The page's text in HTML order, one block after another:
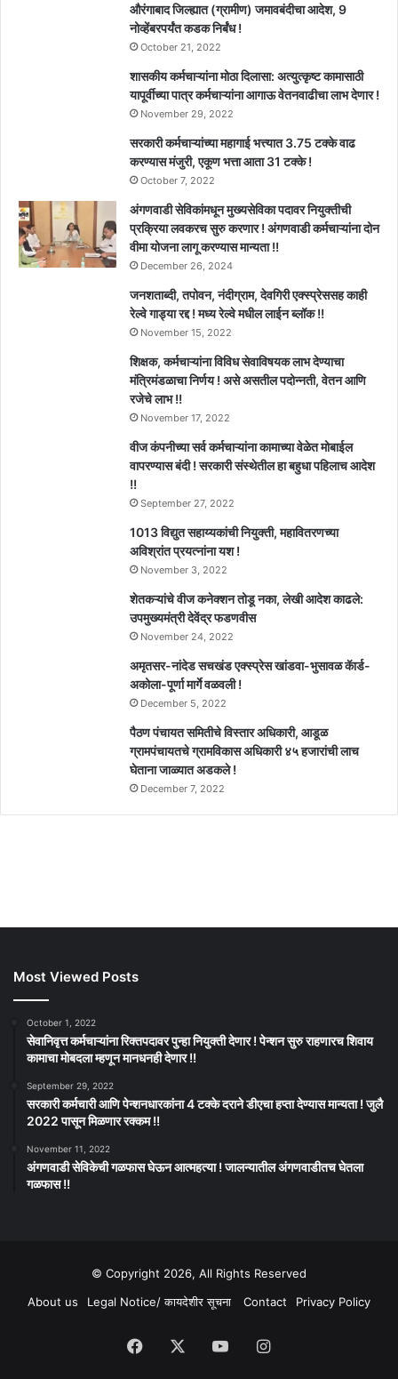
औरंगाबाद जिल्ह्यात (ग्रामीण) जमावबंदीचा आदेश, 9
नोव्हेंबरपर्यंत कडक निर्बंध !
October 21, 2022
शासकीय कर्मचाऱ्यांना मोठा दिलासा: अत्युत्कृष्ट कामासाठी
यापूर्वीच्या पात्र कर्मचाऱ्यांना आगाऊ वेतनवाढीचा लाभ देणार !
November 29, 2022
सरकारी कर्मचाऱ्यांच्या महागाई भत्त्यात 3.75 टक्के वाढ
करण्यास मंजुरी, एकूण भत्ता आता 31 टक्के !
October 7, 2022
अंगणवाडी सेविकांमधून मुख्यसेविका पदावर नियुक्तीची
प्रक्रिया लवकरच सुरु करणार ! अंगणवाडी कर्मचाऱ्यांना दोन
वीमा योजना लागू करण्यास मान्यता !!
December 26, 2024
जनशताब्दी, तपोवन, नंदीग्राम, देवगिरी एक्स्प्रेससह काही
रेल्वे गाड्या रद्द ! मध्य रेल्वे मधील लाईन ब्लॉक !!
November 15, 2022
शिक्षक, कर्मचाऱ्यांना विविध सेवाविषयक लाभ देण्याचा
मंत्रिमंडळाचा निर्णय ! असे असतील पदोन्नती, वेतन आणि
रजेचे लाभ !!
November 17, 2022
वीज कंपनीच्या सर्व कर्मचाऱ्यांना कामाच्या वेळेत मोबाईल
वापरण्यास बंदी ! सरकारी संस्थेतील हा बहुधा पहिलाच आदेश
!!
September 27, 2022
1013 विद्युत सहाय्यकांची नियुक्ती, महावितरणच्या
अविश्रांत प्रयत्नांना यश !
November 3, 2022
शेतकऱ्यांचे वीज कनेक्शन तोडू नका, लेखी आदेश काढले:
उपमुख्यमंत्री देवेंद्र फडणवीस
November 24, 2022
अमृतसर-नांदेड सचखंड एक्स्प्रेस खांडवा-भुसावळ कॅार्ड-
अकोला-पूर्णा मार्गे वळवली !
December 5, 2022
पैठण पंचायत समितीचे विस्तार अधिकारी, आडूळ
ग्रामपंचायतचे ग्रामविकास अधिकारी ४५ हजारांची लाच
घेताना जाळ्यात अडकले !
December 7, 2022
Most Viewed Posts
October 1, 2022
सेवानिवृत्त कर्मचाऱ्यांना रिक्तपदावर पुन्हा नियुक्ती देणार ! पेन्शन सुरु राहणारच शिवाय
कामाचा मोबदला म्हणून मानधनही देणार !!
September 29, 2022
सरकारी कर्मचारी आणि पेन्शनधारकांना 4 टक्के दराने डीएचा हप्ता देण्यास मान्यता ! जुलै
2022 पासून मिळणार रक्कम !!
November 11, 2022
अंगणवाडी सेविकेची गळफास घेऊन आत्महत्या ! जालन्यातील अंगणवाडीतच घेतला
गळफास !!
© Copyright 2026, All Rights Reserved
About us
Legal Notice/ कायदेशीर सूचना Contact Privacy Policy
Facebook YouTubeInstagram